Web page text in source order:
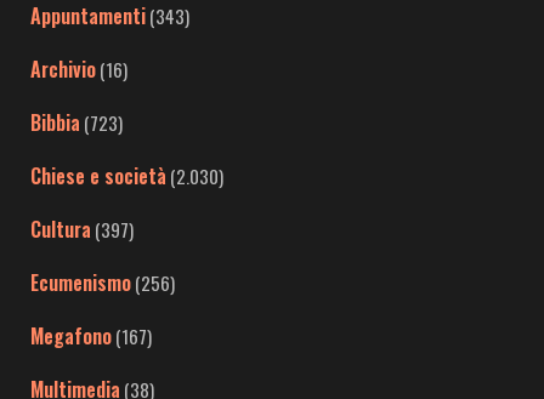
Appuntamenti(343)
Archivio(16)
Bibbia (723)
Chiese e società (2.030)
Cultura (397)
Ecumenismo(256)
Megafono(167)
Multimedia (38)